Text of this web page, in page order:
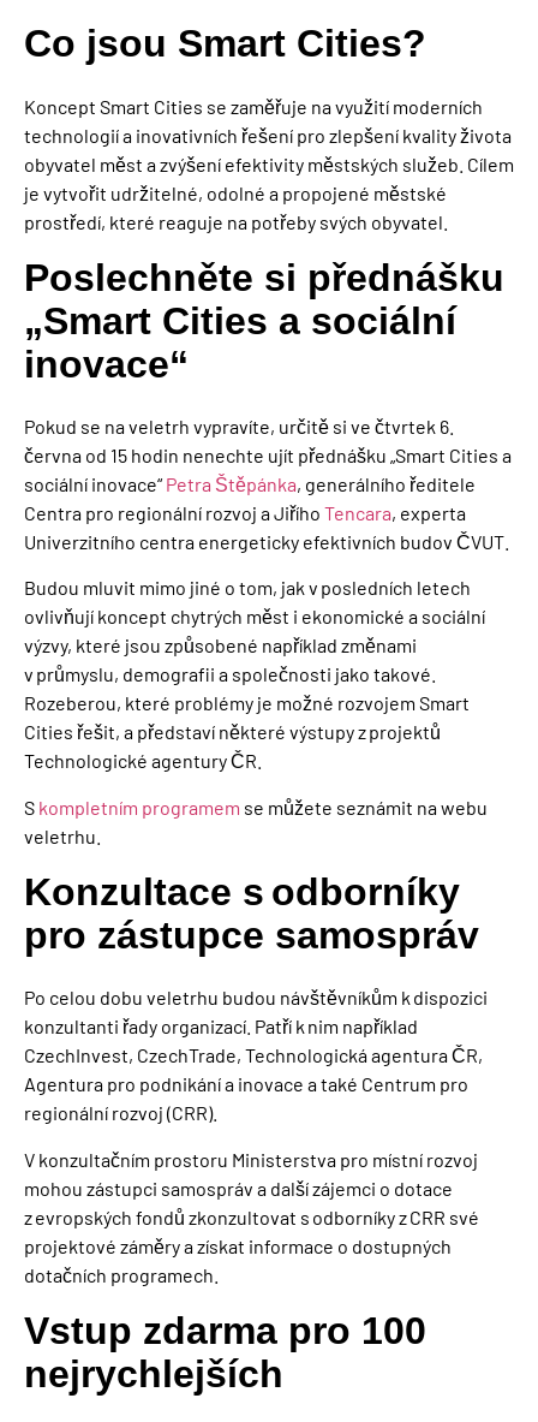
Co jsou Smart Cities?
Koncept Smart Cities se zaměřuje na využití moderních
technologií a inovativních řešení pro zlepšení kvality života
obyvatel měst a zvýšení efektivity městských služeb. Cílem
je vytvořit udržitelné, odolné a propojené městské
prostředí, které reaguje na potřeby svých obyvatel.
Poslechněte si přednášku
„Smart Cities a sociální
inovace“
Pokud se na veletrh vypravíte, určitě si ve čtvrtek 6.
června od 15 hodin nenechte ujít přednášku „Smart Cities a
sociální inovace“ Petra Štěpánka, generálního ředitele
Centra pro regionální rozvoj aJiřího Tencara, experta
Univerzitního centra energeticky efektivních budov ČVUT
Budou mluvit mimo jiné o tom, jak v posledních letech
ovlivňují koncept chytrých měst i ekonomické a sociální
výzvy, které jsou způsobené například změnami
v průmyslu, demografii a společnosti jako takové.
Rozeberou, které problémy je možné rozvojem Smart
Cities řešit, a představí některé výstupy z projektů
Technologické agentury ČR.
S kompletním programem se můžete seznámit na webu
veletrhu.
Konzultace s odborníky
pro zástupce samospráv
Po celou dobu veletrhu budou návštěvníkům k dispozici
konzultanti řady organizací. Patří k nim například
CzechInvest, CzechTrade, Technologická agentura ČR,
Agentura pro podnikání a inovace a také Centrum pro
regionální rozvoj (CRR).
V konzultačním prostoru Ministerstva pro místní rozvoj
mohou zástupci samospráv a další zájemci o dotace
z evropských fondů zkonzultovat s odborníky z CRR své
projektové záměry a získat informace o dostupných
dotačních programech.
Vstup zdarma pro 100
nejrychlejších